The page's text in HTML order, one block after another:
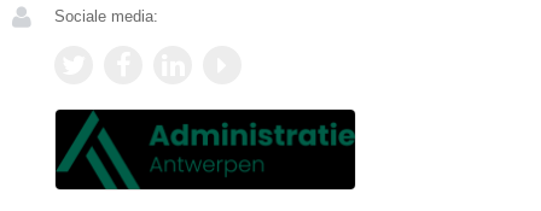
Sociale media: